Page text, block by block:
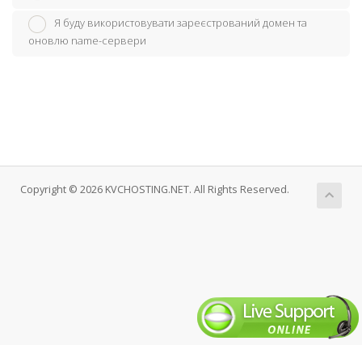
Я буду використовувати зареєстрований домен та
оновлю name-сервери
Copyright © 2026 KVCHOSTING.NET. All Rights Reserved.